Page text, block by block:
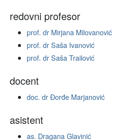
redovni profesor
prof. dr Mirjana Milovanović
prof. dr Saša Ivanović
prof. dr Saša Trailović
docent
doc. dr Đorđe Marjanović
asistent
as. Dragana Glavinić